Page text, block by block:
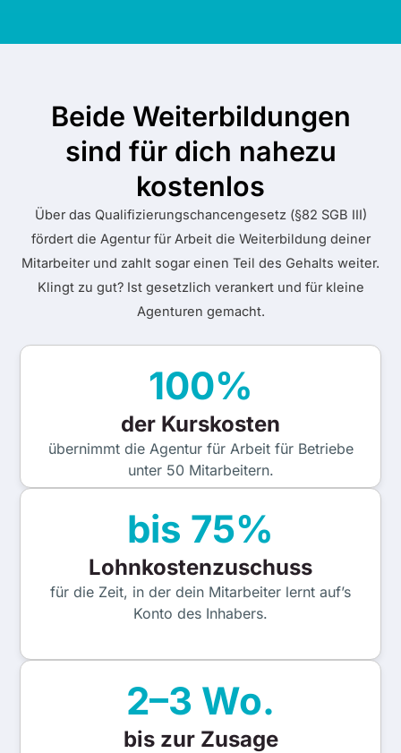
Beide Weiterbildungen
sind für dich nahezu
kostenlos
Über das Qualifizierungschancengesetz (§82 SGB III)
fördert die Agentur für Arbeit die Weiterbildung deiner
Mitarbeiter und zahlt sogar einen Teil des Gehalts weiter.
Klingt zu gut? Ist gesetzlich verankert und für kleine
Agenturen gemacht.
100%
der Kurskosten
übernimmt die Agentur für Arbeit für Betriebe
unter 50 Mitarbeitern.
bis 75%
Lohnkostenzuschuss
für die Zeit, in der dein Mitarbeiter lernt auf’s
Konto des Inhabers.
2–3 Wo.
bis zur Zusage